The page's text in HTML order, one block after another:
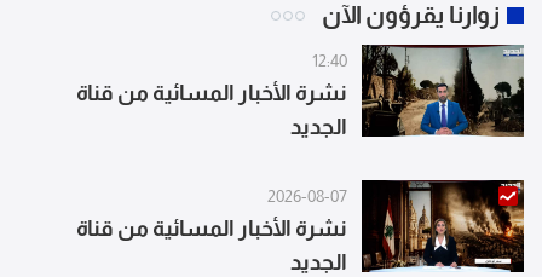
زوارنا يقرؤون الآن
12:40
نشرة الأخبار المسائية من قناة
الجديد
2026-08-07
نشرة الأخبار المسائية من قناة
الجديد